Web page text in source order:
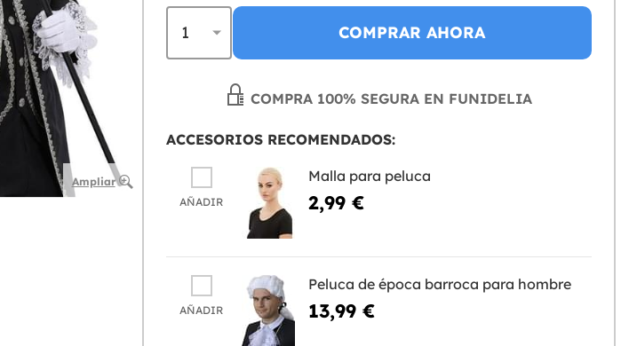
Ampliar
COMPRAR AHORA
COMPRA 100% SEGURA EN FUNIDELIA
ACCESORIOS RECOMENDADOS:
AÑADIR
Malla para peluca
2,99 €
AÑADIR
Peluca de época barroca para hombre
13,99 €